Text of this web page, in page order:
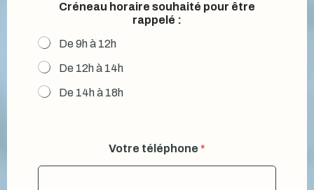
Créneau horaire souhaité pour être
rappelé :
De 9h à 12h
De 12h à 14h
De 14h à 18h
Votre téléphone *